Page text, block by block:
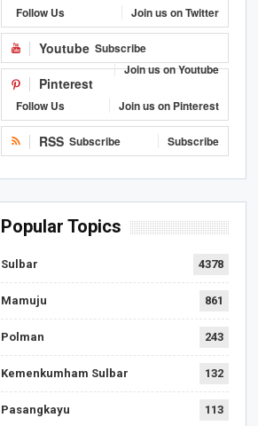
Follow Us Join us on Twitter
Youtube Subscribe
Join us on Youtube
Pinterest
Follow Us Join us on Pinterest
RSS Subscribe Subscribe
Popular Topics
Sulbar 4378
Mamuju 861
Polman 243
Kemenkumham Sulbar 132
Pasangkayu 113